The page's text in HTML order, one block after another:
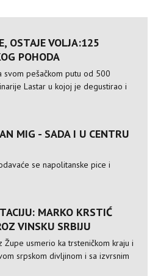
OSTAJE VOLJA:125
POHODA
svom pešačkom putu od 500
Lastar u kojoj je degustirao i
MIG - SADA I U CENTRU
se napolitanske pice i
MARKO KRSTIĆ
VINSKU SRBIJU
usmerio ka trsteničkom kraju i
srpskom divljinom i sa izvrsnim